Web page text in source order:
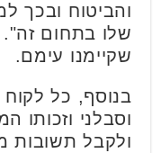
והביטוח ובכך
שלו בתחום
שקיימנו עימם.
בנוסף, כל לקוח
וסבלני
ולקבל תשובות